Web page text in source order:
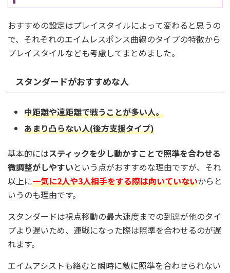
おすすめの設定はプレイスタイルによって変わると思うの
で、それぞれのエイムレスポンス曲線のタイプの特徴から
プレイスタイルなども考慮してまとめました。
スタンダードがおすすめな人
中距離や遠距離で戦うことが多い人。
あまり凸らない人(後方支援タイプ)
基本的にはスティックを少し動かすことで照準を合わせる
微調整がしやすいという点がおすすめな理由ですが、それ
以上に一気に2人や3人相手をする際は向いていないからと
いうのも理由です。
スタンダードは視点移動の最大速度までの到達が他のタイ
プより遅いため、連戦になった際は照準を合わせるのが遅
れます。
エイムアシストも絡むと瞬時に敵に照準を合わせられない